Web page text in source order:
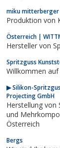
miku
Produktion von
Österreich |
Hersteller von
Spritzguss
Willkommen
▶ Silikon-
Projecting GmbH
Herstellung von
und
Österreich
Bergs